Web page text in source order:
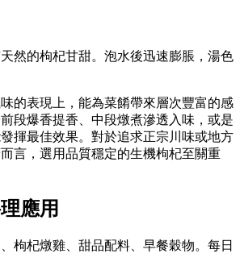
然的枸杞甘甜。泡水後迅速膨脹，湯色
的表現上，能為菜餚帶來層次豐富的感
段爆香提香、中段燉煮滲透入味，或是
揮最佳效果。對於追求正宗川味或地方
言，選用品質穩定的生機枸杞至關重
應用
枸杞燉雞、甜品配料、早餐穀物。每日